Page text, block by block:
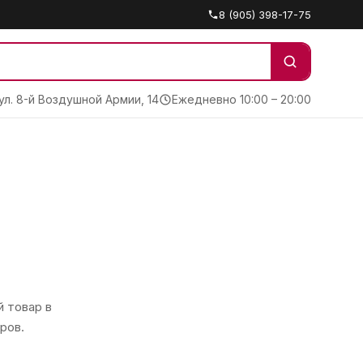
8 (905) 398-17-75
8-й Воздушной Армии, 14 Ежедневно 10:00 – 20:00
товар в